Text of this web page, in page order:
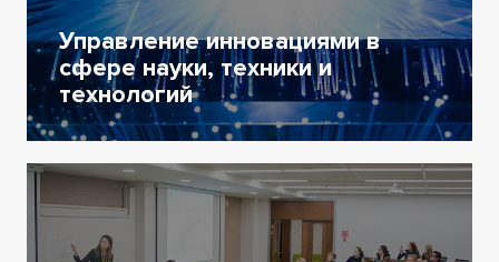
Управление инновациями в
сфере науки, техники и
технологий